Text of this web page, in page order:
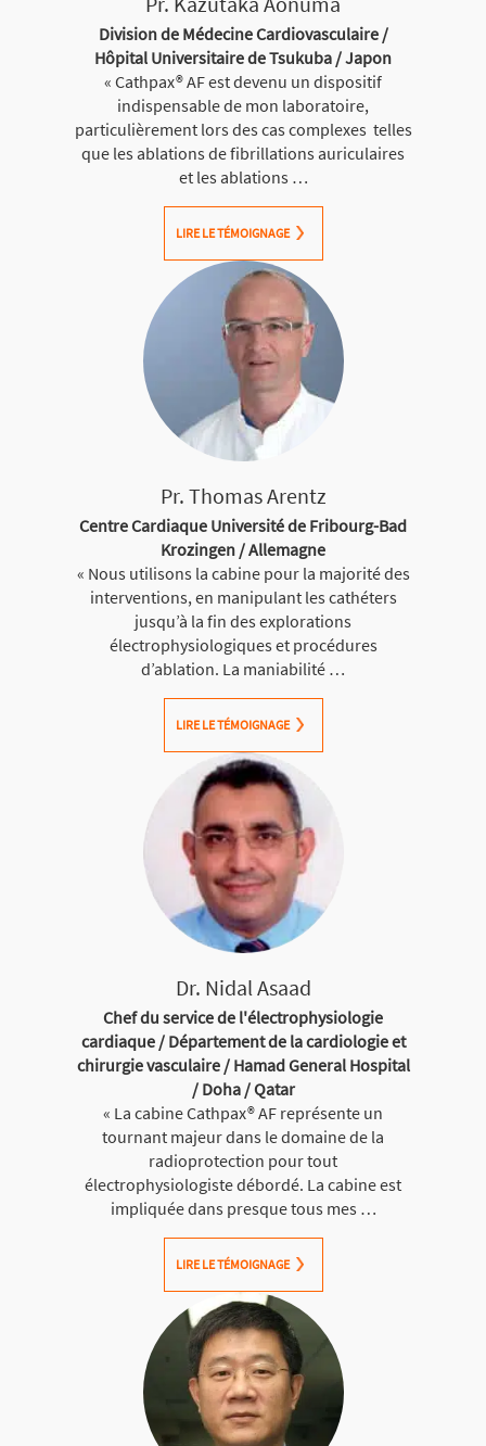
Division de Médecine Cardiovasculaire /
Hôpital Universitaire de Tsukuba / Japon
« Cathpax® AF est devenu un dispositif
indispensable de mon laboratoire,
particulièrement lors des cas complexes telles
que les ablations de fibrillations auriculaires
et les ablations …
LIRE LE TÉMOIGNAGE
Pr. Thomas Arentz
Centre Cardiaque Université de Fribourg-Bad
Krozingen / Allemagne
« Nous utilisons la cabine pour la majorité des
interventions, en manipulant les cathéters
jusqu’à la fin des explorations
électrophysiologiques et procédures
d’ablation. La maniabilité …
LIRE LE TÉMOIGNAGE
Dr. Nidal Asaad
Chef du service de l'électrophysiologie
cardiaque / Département de la cardiologie et
chirurgie vasculaire / Hamad General Hospital
/ Doha / Qatar
« La cabine Cathpax® AF représente un
tournant majeur dans le domaine de la
radioprotection pour tout
électrophysiologiste débordé. La cabine est
impliquée dans presque tous mes …
LIRE LE TÉMOIGNAGE